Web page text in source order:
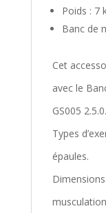
Poids : 7
Banc de
Cet
avec le
GS005
Types
épaules.